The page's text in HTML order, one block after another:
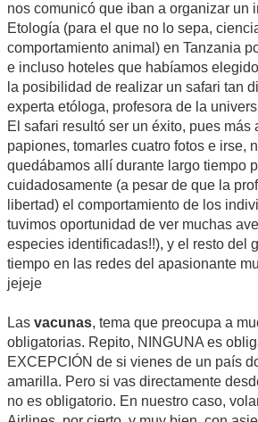
nos comunicó que iban a organizar un
Etología (para el que no lo sepa,
comportamiento animal) en Tanzania
e incluso hoteles que habíamos
la posibilidad de realizar un safari tan
experta etóloga, profesora de la
El safari resultó ser un éxito, pues más
papiones, tomarles cuatro fotos e irse,
quedábamos allí durante largo tiempo
cuidadosamente (a pesar de que la
libertad) el comportamiento de los
tuvimos oportunidad de ver muchas
especies identificadas!!), y el resto del
tiempo en las redes del apasionante
jejeje
Las vacunas, tema que preocupa a
obligatorias. Repito, NINGUNA es
EXCEPCIÓN de si vienes de un país
amarilla. Pero si vas directamente
no es obligatorio. En nuestro caso,